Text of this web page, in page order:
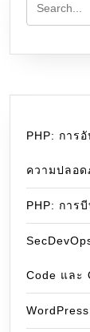
PHP: การ
ความปลอด
PHP: การ
Code และ